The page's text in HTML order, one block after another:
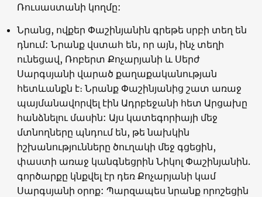
Ռուսաստանի կողմը:
Նրանց, ովքեր Փաշինյանին գրեթե սրբի տեղ են
դնում: Նրանք վստահ են, որ այն, ինչ տեղի
ունեցավ, Ռոբերտ Քոչարյանի և Սերժ
Սարգսյանի վարած քաղաքականության
հետևանքն է։ Նրանք Փաշինյանից շատ առաջ
պայմանավորվել էին Ադրբեջանի հետ Արցախը
հանձնելու մասին: Այս կատեգորիայի մեջ
մտնողները պնդում են, թե նախկին
իշխանությունները ծուղակի մեջ գցեցին,
փաստի առաջ կանգնեցրին Նիկոլ Փաշինյանին.
գործարքը կնքվել էր դեռ Քոչարյանի կամ
Սարգսյանի օրոք: Պարզապես նրանք որոշեցին